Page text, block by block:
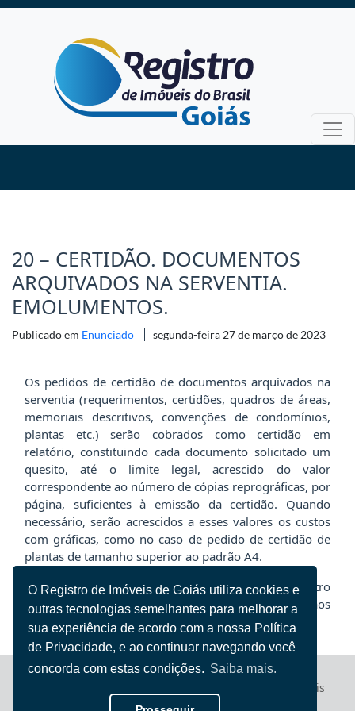
O Registro de Imóveis de Goiás utiliza cookies e
outras tecnologias semelhantes para melhorar a
sua experiência de acordo com a nossa Política
de Privacidade, e ao continuar navegando você
concorda com estas condições. Saiba mais.
20 – CERTIDÃO. DOCUMENTOS
ARQUIVADOS NA SERVENTIA.
EMOLUMENTOS.
Publicado em Enunciado segunda-feira 27 de março de 2023
Os pedidos de certidão de documentos arquivados na
serventia (requerimentos, certidões, quadros de áreas,
memoriais descritivos, convenções de condomínios,
plantas etc.) serão cobrados como certidão em
relatório, constituindo cada documento solicitado um
quesito, até o limite legal, acrescido do valor
correspondente ao número de cópias reprográficas, por
página, suficientes à emissão da certidão. Quando
necessário, serão acrescidos a esses valores os custos
com gráficas, como no caso de pedido de certidão de
plantas de tamanho superior ao padrão A4.
Fundamentação: Itens 80, IV e V, da Tabela do Registro
de Imóveis e item 100, da Tabela dos Atos Comuns aos
Diversos Auxiliares da Justiça.
Registro de Imóveis
de Goiás